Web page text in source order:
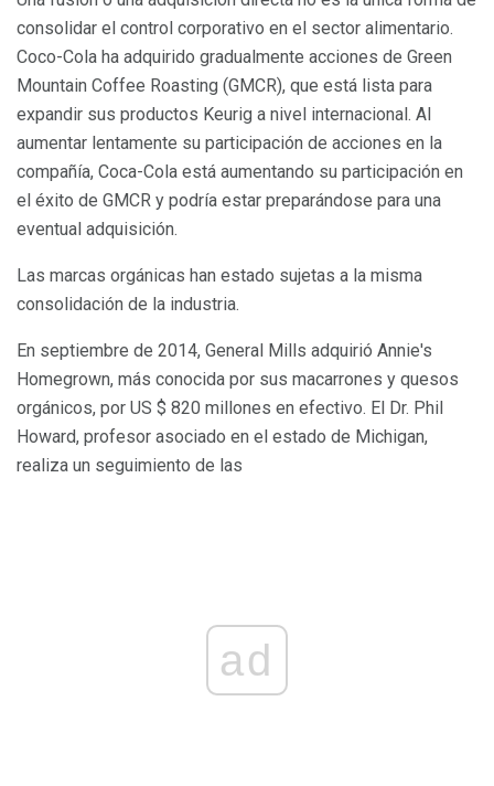
consolidar el control corporativo en el sector alimentario.
Coco-Cola ha adquirido gradualmente acciones de Green
Mountain Coffee Roasting (GMCR), que está lista para
expandir sus productos Keurig a nivel internacional. Al
aumentar lentamente su participación de acciones en la
compañía, Coca-Cola está aumentando su participación en
el éxito de GMCR y podría estar preparándose para una
eventual adquisición.
Las marcas orgánicas han estado sujetas a la misma
consolidación de la industria.
En septiembre de 2014, General Mills adquirió Annie's
Homegrown, más conocida por sus macarrones y quesos
orgánicos, por US $ 820 millones en efectivo. El Dr. Phil
Howard, profesor asociado en el estado de Michigan,
realiza un seguimiento de las
ad